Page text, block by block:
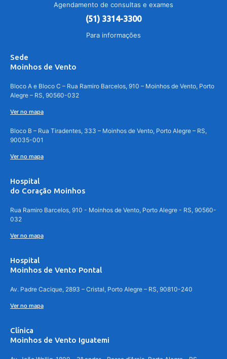
Agendamento de consultas e exames
(51) 3314-3300
Para informações
Sede
Moinhos de Vento
Bloco A e Bloco C – Rua Ramiro Barcelos, 910 – Moinhos de Vento, Porto
Alegre – RS, 90560-032
Ver no mapa
Bloco B – Rua Tiradentes, 333 – Moinhos de Vento, Porto Alegre – RS,
90035-001
Ver no mapa
Hospital
do Coração Moinhos
Rua Ramiro Barcelos, 910 - Moinhos de Vento, Porto Alegre - RS, 90560-
032
Ver no mapa
Hospital
Moinhos de Vento Pontal
Av. Padre Cacique, 2893 – Cristal, Porto Alegre – RS, 90810-240
Ver no mapa
Clínica
Moinhos de Vento Iguatemi